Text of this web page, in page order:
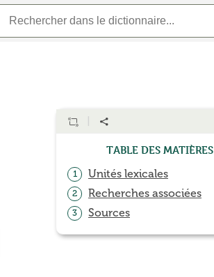
Table des matières
1 Unités lexicales
2 Recherches associées
3 Sources